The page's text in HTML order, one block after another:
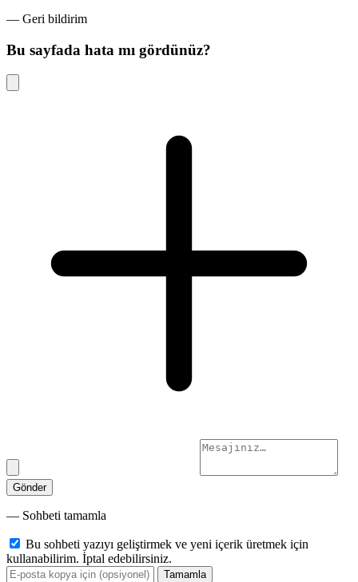
— Geri bildirim
Bu sayfada hata mı gördünüz?
Gönder
— Sohbeti tamamla
Bu sohbeti yazıyı geliştirmek ve yeni içerik üretmek için
kullanabilirim. İptal edebilirsiniz.
Tamamla